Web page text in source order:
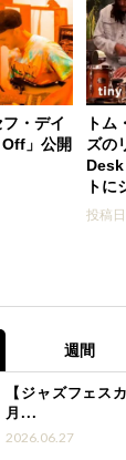
・デイ
」公開
トム
ズの
トに
投稿
週間
【ジャズフェス
月...
2026.06.27